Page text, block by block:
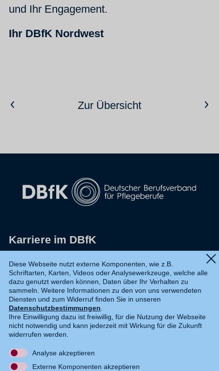
und Ihr Engagement.
Ihr DBfK Nordwest
Vorheriger ArtikelZur ÜbersichtNächster Artikel
Karriere im DBfK
Datenschutz
Shop
Widerruf
Kontakt
DE EN
Diese Webseite nutzt externe Komponenten, wie z.B.
Schriftarten, Karten, Videos oder Analysewerkzeuge, welche alle
dazu genutzt werden können, Daten über Ihr Verhalten zu
sammeln. Weitere Informationen zu den von uns verwendeten
Diensten und zum Widerruf finden Sie in unseren
Datenschutzbestimmungen.
Ihre Einwilligung dazu ist freiwillig, für die Nutzung der Webseite
nicht notwendig und kann jederzeit mit Wirkung für die Zukunft
widerrufen werden.
Analyse akzeptieren
Externe Komponenten akzeptieren